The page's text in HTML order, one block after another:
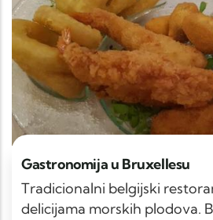
Gastronomija u Bruxellesu
Tradicionalni belgijski
delicijama morskih plodova.